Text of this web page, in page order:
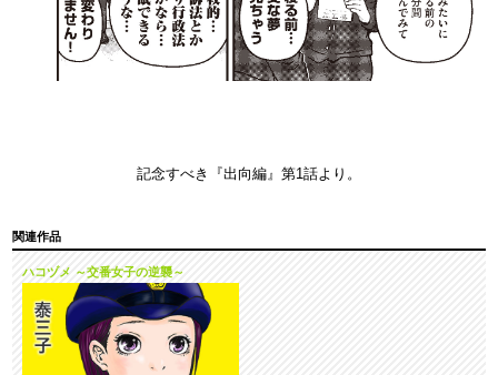
記念すべき『出向編』第1話より。
関連作品
ハコヅメ ～交番女子の逆襲～